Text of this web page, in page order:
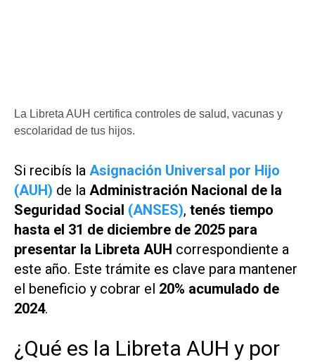
La Libreta AUH certifica controles de salud, vacunas y
escolaridad de tus hijos.
Si recibís la Asignación Universal por Hijo
(AUH) de la Administración Nacional de la
Seguridad Social (ANSES), tenés tiempo
hasta el 31 de diciembre de 2025 para
presentar la Libreta AUH correspondiente a
este año. Este trámite es clave para mantener
el beneficio y cobrar el 20% acumulado de
2024.
¿Qué es la Libreta AUH y por